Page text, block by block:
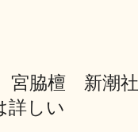
宮脇檀 新潮
詳しい